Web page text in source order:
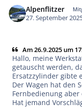
Alpenflitzer
27. September
Am 26.9.2025 um
Hallo, meine
getauscht werden,
Ersatzzylinder gibte
Der Wagen hat den
Fernbedienung
Hat jemand